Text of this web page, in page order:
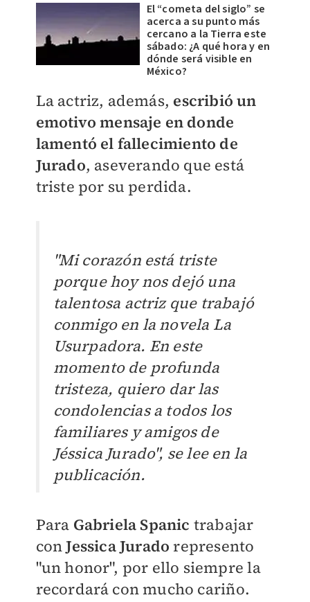
El “cometa del siglo” se
acerca a su punto más
cercano a la Tierra este
sábado: ¿A qué hora y en
dónde será visible en
México?
La actriz, además, escribió un
emotivo mensaje en donde
lamentó el fallecimiento de
Jurado, aseverando que está
triste por su perdida.
"Mi corazón está triste
porque hoy nos dejó una
talentosa actriz que trabajó
conmigo en la novela La
Usurpadora. En este
momento de profunda
tristeza, quiero dar las
condolencias a todos los
familiares y amigos de
Jéssica Jurado", se lee en la
publicación.
Para Gabriela Spanic trabajar
conJessica Jurado represento
"un honor", por ello siempre la
recordará con mucho cariño.